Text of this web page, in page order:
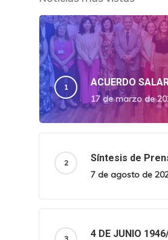
ACUERDO
17 de marzo de
Síntesis de
7 de agosto de
4 DE JUNIO